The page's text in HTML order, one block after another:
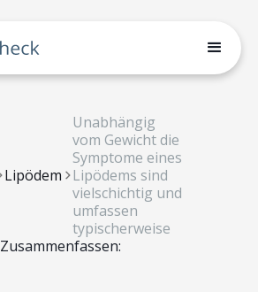
Lipödem
Unabhängig
vom Gewicht die
Symptome eines
Lipödems sind
vielschichtig und
umfassen
typischerweise
Zusammenfassen: